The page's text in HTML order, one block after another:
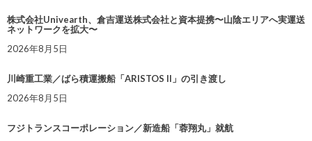
株式会社Univearth、倉吉運送株式会社と資本提携〜山陰エリアへ実運送
ネットワークを拡大〜
2026年8月5日
川崎重工業／ばら積運搬船「ARISTOS II」の引き渡し
2026年8月5日
フジトランスコーポレーション／新造船「蓉翔丸」就航